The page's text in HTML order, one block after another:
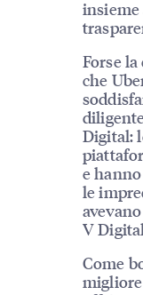
Forse
che
Digital:
e
le
V
Come